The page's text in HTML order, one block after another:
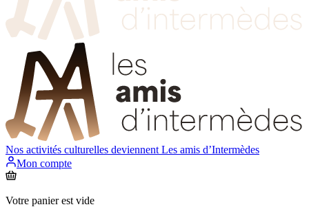
Nos activités culturelles deviennent Les amis d’Intermèdes
Mon compte
Votre panier est vide